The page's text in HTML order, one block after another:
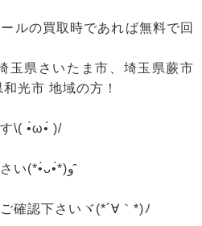
ルの買取時であれば無料で回
玉県さいたま市、埼玉県蕨市
光市 地域の方！
\( •̀ω•́ )/
お気軽にお問い合わせ下さい(*•̀ᴗ•́*)و ̑̑
確認下さいヾ(*´∀｀*)ﾉ